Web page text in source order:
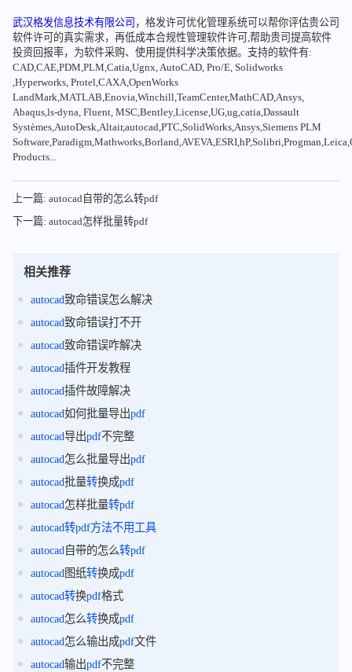
武汉格发信息技术有限公司 ，格发许可优化管理系统可以帮你评估贵公司
软件许可的真实需求，再低成本合规性管理软件许可,帮助贵司提高软件
投资回报率，为软件采购、使用提供科学决策依据。支持的软件有:
CAD,CAE,PDM,PLM,Catia,Ugnx, AutoCAD, Pro/E, Solidworks
,Hyperworks, Protel,CAXA,OpenWorks
LandMark,MATLAB,Enovia,Winchill,TeamCenter,MathCAD,Ansys,
Abaqus,ls-dyna, Fluent, MSC,Bentley,License,UG,ug,catia,Dassault
Systèmes,AutoDesk,Altair,autocad,PTC,SolidWorks,Ansys,Siemens PLM
Products...
上一篇: autocad自带的怎么转pdf
下一篇: autocad怎样批量转pdf
相关推荐
autocad致命错误怎么解决
autocad致命错误打不开
autocad致命错误咋解决
autocad插件开发教程
autocad插件故障解决
autocad如何批量导出pdf
autocad导出pdf不完整
autocad怎么批量导出pdf
autocad批量转换成pdf
autocad怎样批量转pdf
autocad转pdf方法不用工具
autocad自带的怎么转pdf
autocad图纸转换成pdf
autocad转换pdf格式
autocad怎么转换成pdf
autocad怎么输出成pdf文件
autocad输出pdf不完整